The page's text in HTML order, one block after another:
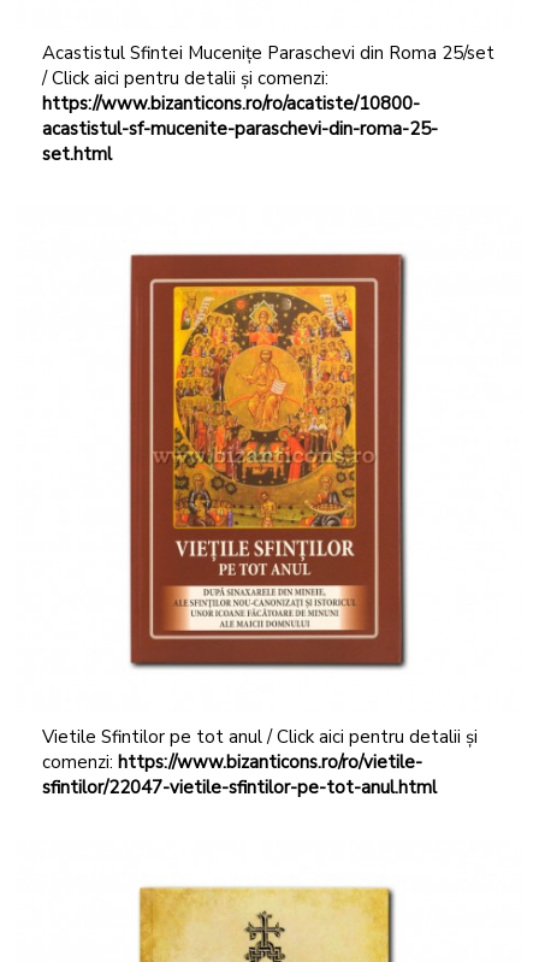
Acastistul Sfintei Mucenițe Paraschevi din Roma 25/set
/ Click aici pentru detalii și comenzi:
https://www.bizanticons.ro/ro/acatiste/10800-
acastistul-sf-mucenite-paraschevi-din-roma-25-
set.html
Vietile Sfintilor pe tot anul / Click aici pentru detalii și
comenzi: https://www.bizanticons.ro/ro/vietile-
sfintilor/22047-vietile-sfintilor-pe-tot-anul.html